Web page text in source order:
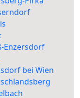
Enzersdorf
bei Wien